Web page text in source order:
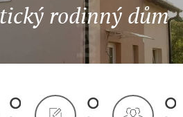
rodinný dům
O
O
O